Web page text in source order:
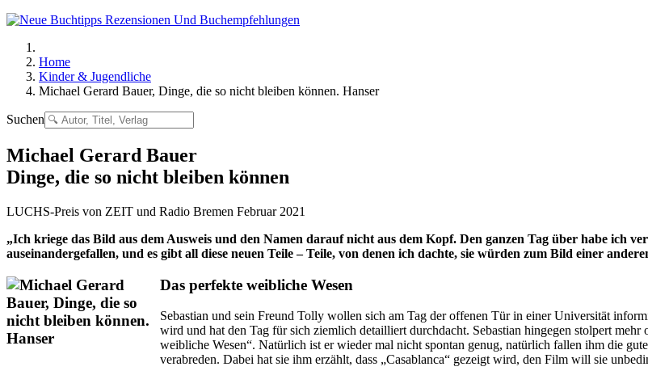
Home
Kinder & Jugendliche
Michael Gerard Bauer, Dinge, die so nicht bleiben können. Hanser
Suchen
Michael Gerard Bauer
Dinge, die so nicht bleiben können
LUCHS-Preis von ZEIT und Radio Bremen Februar 2021
„Ich kriege das Bild aus dem Ausweis und den Namen darauf nicht aus dem Kopf. Den ganzen Tag über habe ich
auseinandergefallen, und es gibt all diese neuen Teile – Teile, von denen ich dachte, sie würden zum Bild einer
Das perfekte weibliche Wesen
Sebastian und sein Freund Tolly wollen sich am Tag der offenen Tür in einer Universität
wird und hat den Tag für sich ziemlich detailliert durchdacht. Sebastian hingegen stolpert
weibliche Wesen“. Natürlich ist er wieder mal nicht spontan genug, natürlich fallen ihm die
verabreden. Dabei hat sie ihm erzählt, dass „Casablanca“ gezeigt wird, den Film will sie